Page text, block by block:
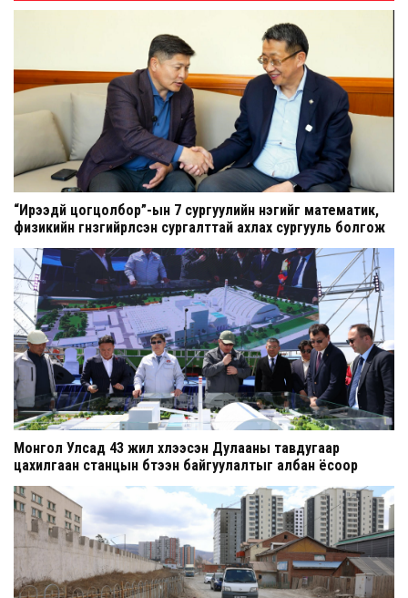
“Ирээдүй цогцолбор”-ын 7 сургуулийн нэгийг математик,
физикийн гүнзгийрүүлсэн сургалттай ахлах сургууль болгож
шинэчилнэ
Монгол Улсад 43 жил хүлээсэн Дулааны тавдугаар
цахилгаан станцын бүтээн байгуулалтыг албан ёсоор
эхлүүллээ